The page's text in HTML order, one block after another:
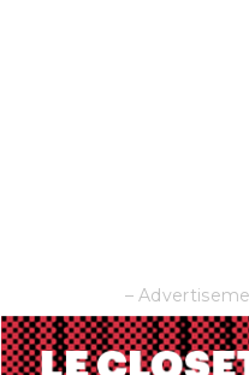
–